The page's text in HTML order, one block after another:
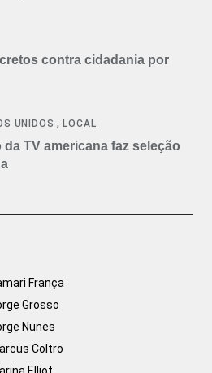
contra cidadania por
UNIDOS ,LOCAL
TV americana faz seleção
França
Grosso
Nunes
Coltro